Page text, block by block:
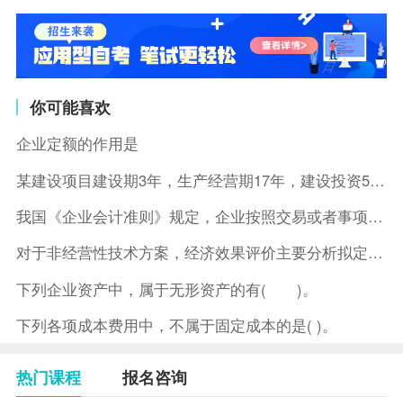
你可能喜欢
企业定额的作用是
某建设项目建设期3年，生产经营期17年，建设投资5500万元
我国《企业会计准则》规定，企业按照交易或者事项的经济特征确定
对于非经营性技术方案，经济效果评价主要分析拟定方案的( )。
下列企业资产中，属于无形资产的有( )。
下列各项成本费用中，不属于固定成本的是( )。
热门课程 报名咨询